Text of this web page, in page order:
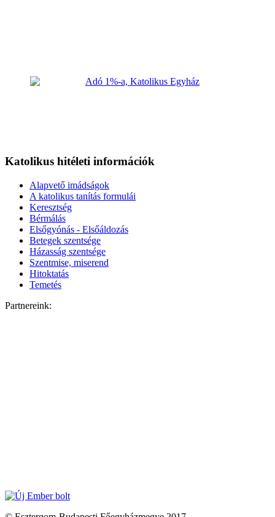
Katolikus hitéleti információk
Alapvető imádságok
A katolikus tanítás formulái
Keresztség
Bérmálás
Elsőgyónás - Elsőáldozás
Betegek szentsége
Házasság szentsége
Szentmise, miserend
Hitoktatás
Temetés
Partnereink: